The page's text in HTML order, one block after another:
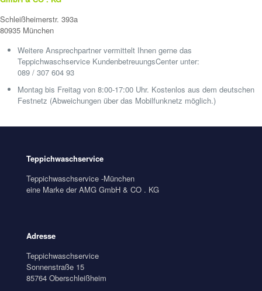
Schleißheimerstr. 393a
80935 München
Weitere Ansprechpartner vermittelt Ihnen gerne das
Teppichwaschservice KundenbetreuungsCenter unter:
089 / 307 604 93
Montag bis Freitag von 8:00-17:00 Uhr. Kostenlos aus dem deutschen
Festnetz (Abweichungen über das Mobilfunknetz möglich.)
Teppichwaschservice
Teppichwaschservice -München
eine Marke der AMG GmbH & CO . KG
Adresse
Teppichwaschservice
Sonnenstraße 15
85764 Oberschleißheim